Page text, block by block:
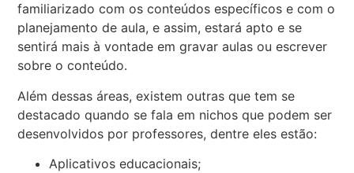
familiarizado com os conteúdos específicos e com o
planejamento de aula, e assim, estará apto e se
sentirá mais à vontade em gravar aulas ou escrever
sobre o conteúdo.
Além dessas áreas, existem outras que tem se
destacado quando se fala em nichos que podem ser
desenvolvidos por professores, dentre eles estão:
Aplicativos educacionais;